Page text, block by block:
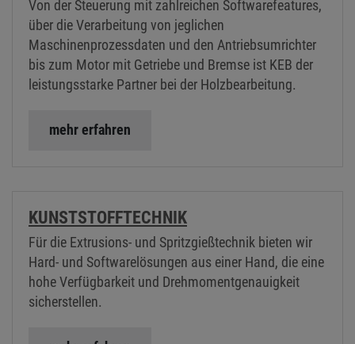
Von der Steuerung mit zahlreichen Softwarefeatures,
über die Verarbeitung von jeglichen
Maschinenprozessdaten und den Antriebsumrichter
bis zum Motor mit Getriebe und Bremse ist KEB der
leistungsstarke Partner bei der Holzbearbeitung.
mehr erfahren
KUNSTSTOFFTECHNIK
Für die Extrusions- und Spritzgießtechnik bieten wir
Hard- und Softwarelösungen aus einer Hand, die eine
hohe Verfügbarkeit und Drehmomentgenauigkeit
sicherstellen.